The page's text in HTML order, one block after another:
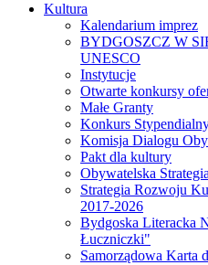
Kultura
Kalendarium imprez
BYDGOSZCZ W
UNESCO
Instytucje
Otwarte konkursy
Małe Granty
Konkurs
Komisja Dialogu
Pakt dla kultury
Obywatelska
Strategia Rozwoju
2017-2026
Bydgoska Literacka
Łuczniczki"
Samorządowa Karta